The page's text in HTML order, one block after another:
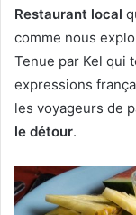
Restaurant local
comme nous
Tenue par Kel qui
expressions
les voyageurs de
le détour.